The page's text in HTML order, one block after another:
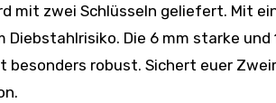
mit zwei Schlüsseln geliefert. Mit
Die 6 mm starke
robust. Sichert euer